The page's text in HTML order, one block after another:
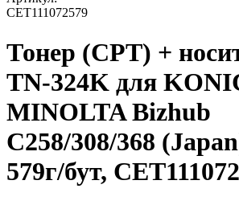
CET111072579
Тонер (CPT) +
TN-324K для
MINOLTA Bizhub
C258/308/368
579г/бут,